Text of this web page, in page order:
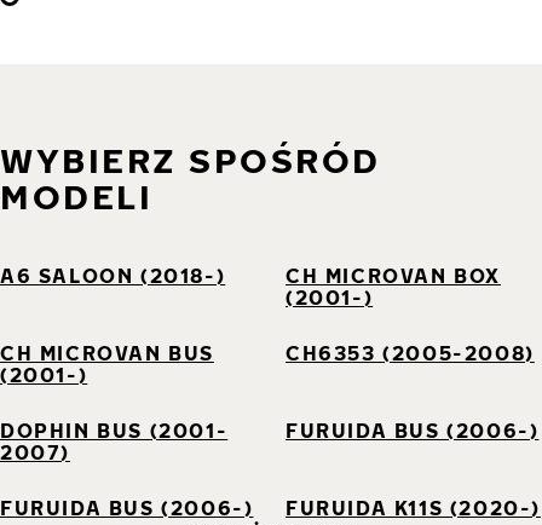
WYBIERZ SPOŚRÓD
MODELI
A6 SALOON (2018-)
CH MICROVAN BOX
(2001-)
CH MICROVAN BUS
(2001-)
CH6353 (2005-2008)
DOPHIN BUS (2001-
2007)
FURUIDA BUS (2006-)
FURUIDA BUS (2006-)
FURUIDA K11S (2020-)